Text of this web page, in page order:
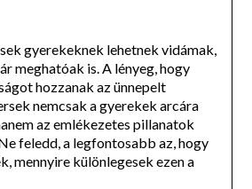
gyerekeknek lehetnek vidámak,
meghatóak is. A lényeg, hogy
hozzanak az ünnepelt
nemcsak a gyerekek arcára
az emlékezetes pillanatok
feledd, a legfontosabb az, hogy
mennyire különlegesek ezen a